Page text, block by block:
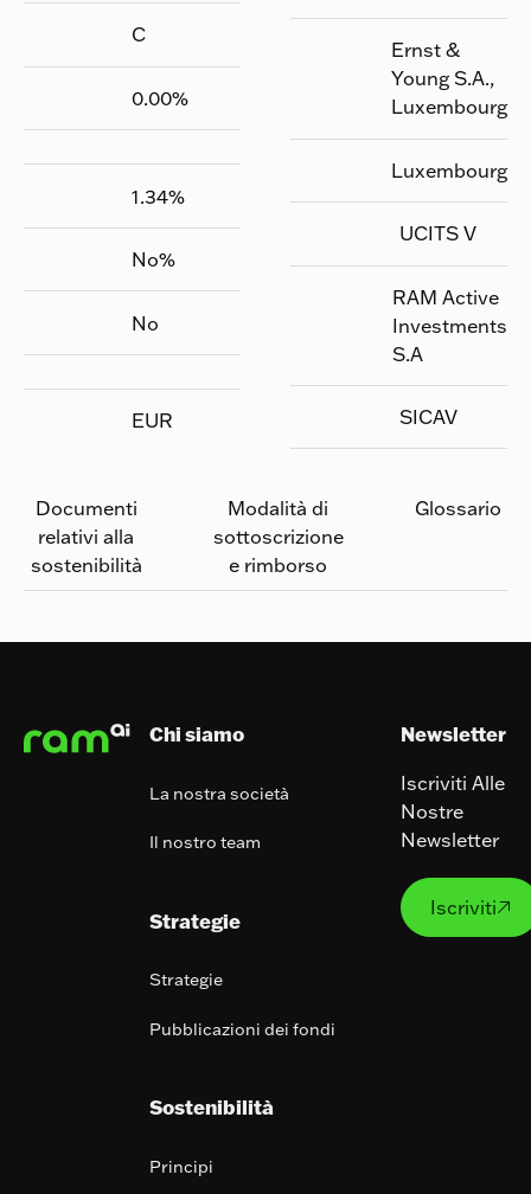
C
0.00%
1.34%
No%
No
EUR
Ernst &
Young S.A.,
Luxembourg
Luxembourg
UCITS V
RAM Active
Investments
S.A
SICAV
Documenti
relativi alla
sostenibilità
Modalità di
sottoscrizione
e rimborso
Glossario
Chi siamo
La nostra società
Il nostro team
Strategie
Strategie
Pubblicazioni dei fondi
Sostenibilità
Principi
Newsletter
Iscriviti Alle
Nostre
Newsletter
Iscriviti